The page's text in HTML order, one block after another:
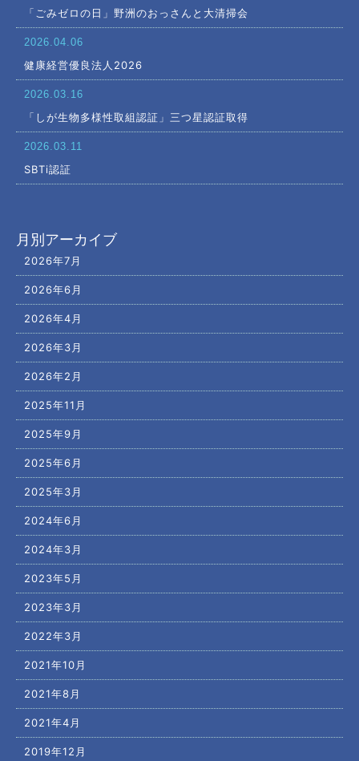
「ごみゼロの日」野洲のおっさんと大清掃会
2026.04.06
健康経営優良法人2026
2026.03.16
「しが生物多様性取組認証」三つ星認証取得
2026.03.11
SBTi認証
月別アーカイブ
2026年7月
2026年6月
2026年4月
2026年3月
2026年2月
2025年11月
2025年9月
2025年6月
2025年3月
2024年6月
2024年3月
2023年5月
2023年3月
2022年3月
2021年10月
2021年8月
2021年4月
2019年12月